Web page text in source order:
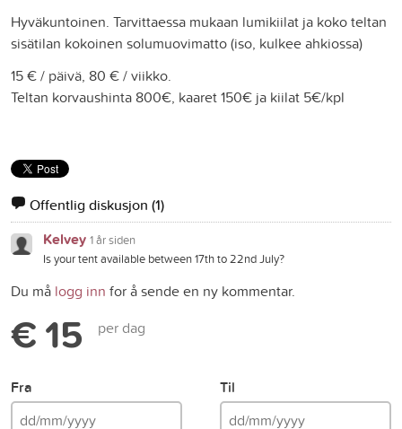
Hyväkuntoinen. Tarvittaessa mukaan lumikiilat ja koko teltan
sisätilan kokoinen solumuovimatto (iso, kulkee ahkiossa)
15 € / päivä, 80 € / viikko.
Teltan korvaushinta 800€, kaaret 150€ ja kiilat 5€/kpl
Offentlig diskusjon (1)
Kelvey 1 år siden
Is your tent available between 17th to 22nd July?
Du må logg inn for å sende en ny kommentar.
€ 15 per dag
Fra Til